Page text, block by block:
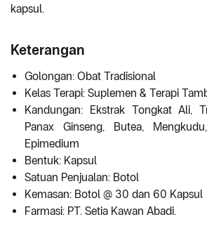
kapsul.
Keterangan
Golongan: Obat Tradisional
Kelas Terapi: Suplemen & Terapi
Kandungan: Ekstrak Tongkat Ali,
Panax Ginseng, Butea,
Epimedium
Bentuk: Kapsul
Satuan Penjualan: Botol
Kemasan: Botol @ 30 dan 60 Kapsul
Farmasi: PT. Setia Kawan Abadi.